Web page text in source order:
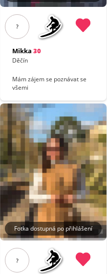
?
Mikka 30
Děčín
Mám zájem se poznávat se
všemi
Fotka dostupná po přihlášení
?